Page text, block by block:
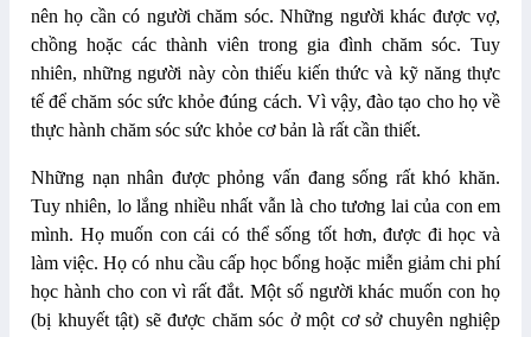
nên họ cần có người chăm sóc. Những người khác được vợ,
chồng hoặc các thành viên trong gia đình chăm sóc. Tuy
nhiên, những người này còn thiếu kiến thức và kỹ năng thực
tế để chăm sóc sức khỏe đúng cách. Vì vậy, đào tạo cho họ về
thực hành chăm sóc sức khỏe cơ bản là rất cần thiết.
Những nạn nhân được phỏng vấn đang sống rất khó khăn.
Tuy nhiên, lo lắng nhiều nhất vẫn là cho tương lai của con em
mình. Họ muốn con cái có thể sống tốt hơn, được đi học và
làm việc. Họ có nhu cầu cấp học bổng hoặc miễn giảm chi phí
học hành cho con vì rất đắt. Một số người khác muốn con họ
(bị khuyết tật) sẽ được chăm sóc ở một cơ sở chuyên nghiệp